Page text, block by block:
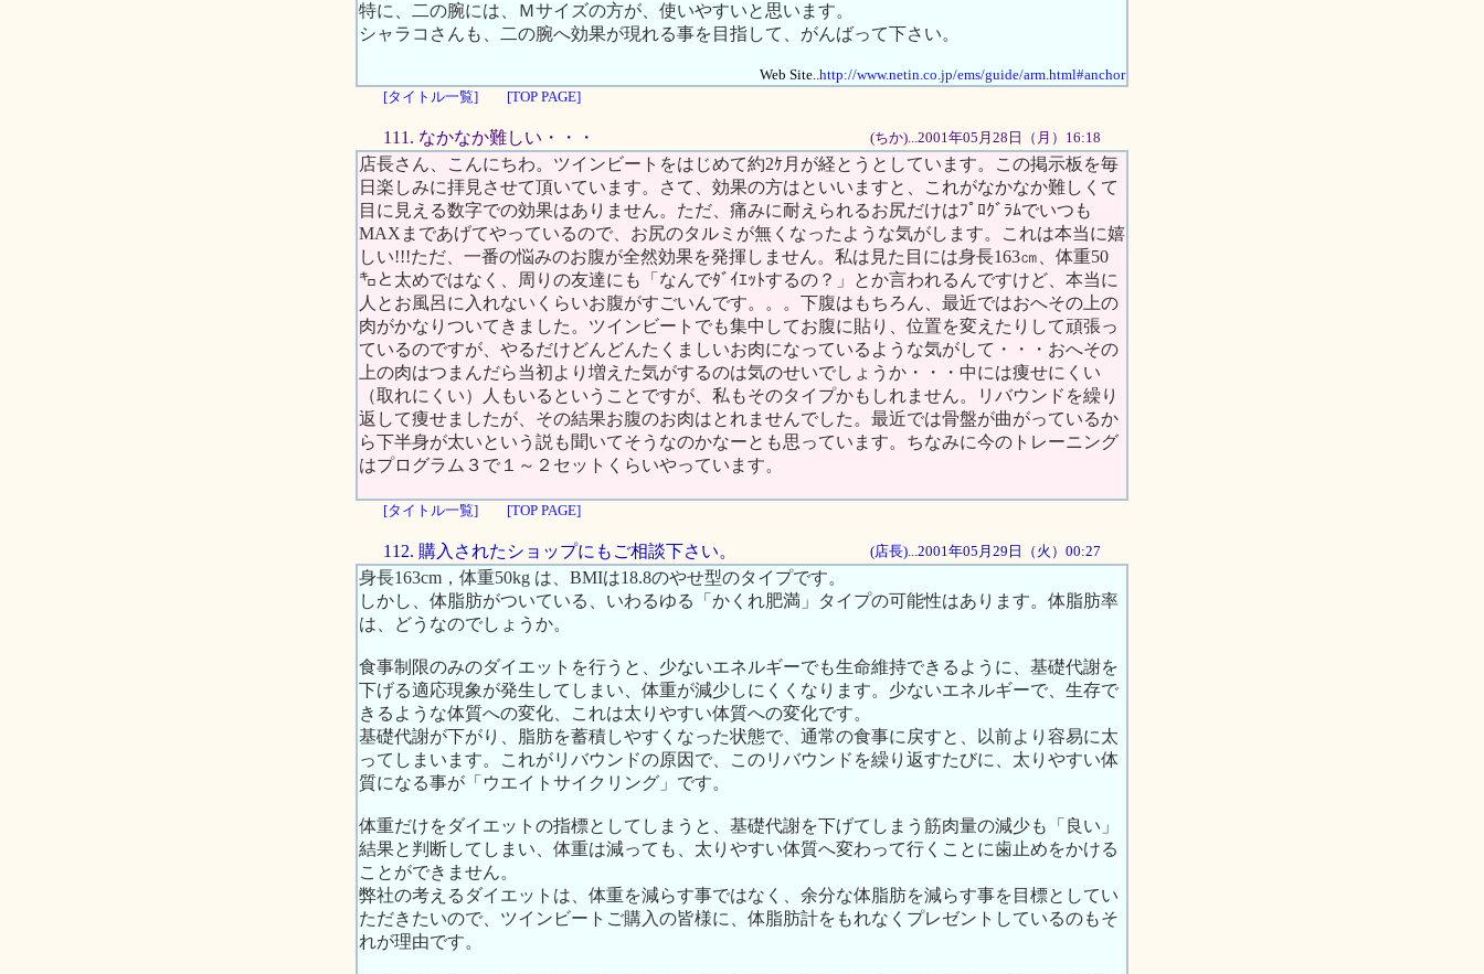
特に、二の腕には、Ｍサイズの方が、使いやすいと思います。
シャラコさんも、二の腕へ効果が現れる事を目指して、がんばって下さい。
Web Site..http://www.netin.co.jp/ems/guide/arm.html#anchor
[タイトル一覧]
[TOP PAGE]
111. なかなか難しい・・・ (ちか)...2001年05月28日（月）16:18
店長さん、こんにちわ。ツインビートをはじめて約2ｹ月が経とうとしています。この掲示板を毎
日楽しみに拝見させて頂いています。さて、効果の方はといいますと、これがなかなか難しくて
目に見える数字での効果はありません。ただ、痛みに耐えられるお尻だけはﾌﾟﾛｸﾞﾗﾑでいつも
MAXまであげてやっているので、お尻のタルミが無くなったような気がします。これは本当に嬉
しい!!!ただ、一番の悩みのお腹が全然効果を発揮しません。私は見た目には身長163㎝、体重50
㌔と太めではなく、周りの友達にも「なんでﾀﾞｲｴｯﾄするの？」とか言われるんですけど、本当に
人とお風呂に入れないくらいお腹がすごいんです。。。下腹はもちろん、最近ではおへその上の
肉がかなりついてきました。ツインビートでも集中してお腹に貼り、位置を変えたりして頑張っ
ているのですが、やるだけどんどんたくましいお肉になっているような気がして・・・おへその
上の肉はつまんだら当初より増えた気がするのは気のせいでしょうか・・・中には痩せにくい
（取れにくい）人もいるということですが、私もそのタイプかもしれません。リバウンドを繰り
返して痩せましたが、その結果お腹のお肉はとれませんでした。最近では骨盤が曲がっているか
ら下半身が太いという説も聞いてそうなのかなーとも思っています。ちなみに今のトレーニング
はプログラム３で１～２セットくらいやっています。
[タイトル一覧] [TOP PAGE]
112. 購入されたショップにもご相談下さい。 (店長)...2001年05月29日（火）00:27
身長163cm，体重50kg は、BMIは18.8のやせ型のタイプです。
しかし、体脂肪がついている、いわるゆる「かくれ肥満」タイプの可能性はあります。体脂肪率
は、どうなのでしょうか。
食事制限のみのダイエットを行うと、少ないエネルギーでも生命維持できるように、基礎代謝を
下げる適応現象が発生してしまい、体重が減少しにくくなります。少ないエネルギーで、生存で
きるような体質への変化、これは太りやすい体質への変化です。
基礎代謝が下がり、脂肪を蓄積しやすくなった状態で、通常の食事に戻すと、以前より容易に太
ってしまいます。これがリバウンドの原因で、このリバウンドを繰り返すたびに、太りやすい体
質になる事が「ウエイトサイクリング」です。
体重だけをダイエットの指標としてしまうと、基礎代謝を下げてしまう筋肉量の減少も「良い」
結果と判断してしまい、体重は減っても、太りやすい体質へ変わって行くことに歯止めをかける
ことができません。
弊社の考えるダイエットは、体重を減らす事ではなく、余分な体脂肪を減らす事を目標としてい
ただきたいので、ツインビートご購入の皆様に、体脂肪計をもれなくプレゼントしているのもそ
れが理由です。